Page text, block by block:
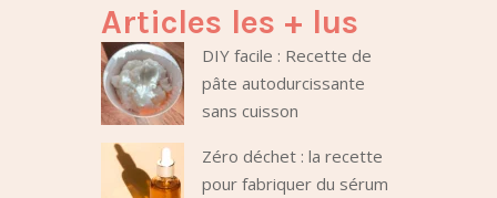
Articles les + lus
DIY facile : Recette de
pâte autodurcissante
sans cuisson
Zéro déchet : la recette
pour fabriquer du sérum